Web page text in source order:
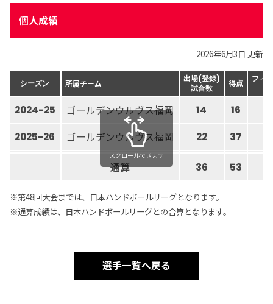
個人成績
2026年6月3日 更新
シーズン 所属チーム
出場(登録)
試合数
得点
フィ
得
2024-25 ゴールデンウルヴス福岡 14 16
2025-26 ゴールデンウルヴス福岡 22 37
通算 36 53
スクロールできます
※第48回大会までは、日本ハンドボールリーグとなります。
※通算成績は、日本ハンドボールリーグとの合算となります。
選手一覧へ戻る